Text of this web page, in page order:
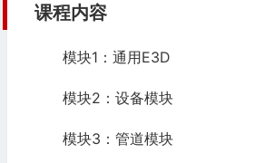
课程内容
模块1：通用E3D
模块2：设备模块
模块3：管道模块